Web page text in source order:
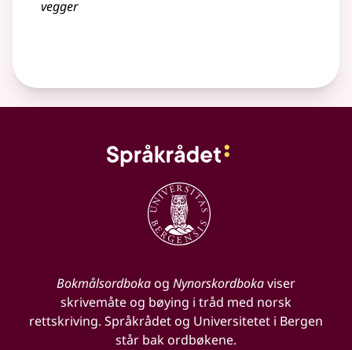
vegger
Bokmålsordbokaog Nynorskordbokaviser
skrivemåte og bøying i tråd med norsk
rettskriving. Språkrådet og Universitetet i Bergen
står bak ordbøkene.